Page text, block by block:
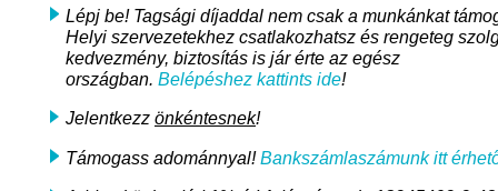
Lépj be! Tagsági díjaddal nem csak a munkánkat
Helyi szervezetekhez csatlakozhatsz és rengeteg
kedvezmény, biztosítás is jár érte az egész
országban. Belépéshez kattints ide!
Jelentkezz önkéntesnek!
Támogass adománnyal!Bankszámlaszámunk itt